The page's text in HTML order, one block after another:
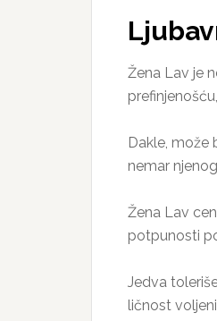
Žena Lav je
Dakle, može
nemar
Žena Lav
potpunosti
Jedva
ličnost